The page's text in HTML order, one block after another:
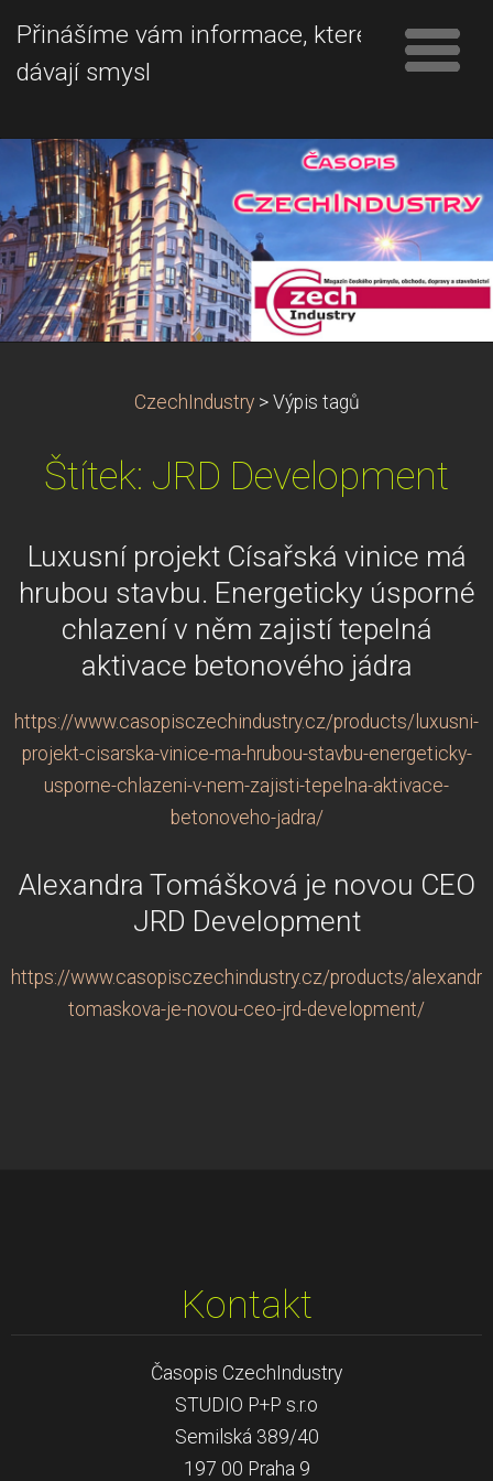
Přinášíme vám informace, které
dávají smysl
CzechIndustry > Výpis tagů
Štítek: JRD Development
Luxusní projekt Císařská vinice má
hrubou stavbu. Energeticky úsporné
chlazení v něm zajistí tepelná
aktivace betonového jádra
https://www.casopisczechindustry.cz/products/luxusni-
projekt-cisarska-vinice-ma-hrubou-stavbu-energeticky-
usporne-chlazeni-v-nem-zajisti-tepelna-aktivace-
betonoveho-jadra/
Alexandra Tomášková je novou CEO
JRD Development
https://www.casopisczechindustry.cz/products/
tomaskova-je-novou-ceo-jrd-development/
Kontakt
Časopis CzechIndustry
STUDIO P+P s.r.o
Semilská 389/40
197 00 Praha 9